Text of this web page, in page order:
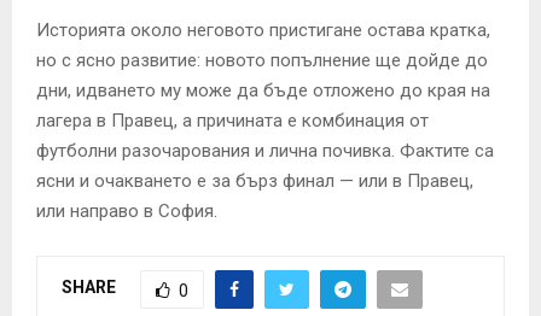
Историята около неговото пристигане остава кратка,
но с ясно развитие: новото попълнение ще дойде до
дни, идването му може да бъде отложено до края на
лагера в Правец, а причината е комбинация от
футболни разочарования и лична почивка. Фактите са
ясни и очакването е за бърз финал — или в Правец,
или направо в София.
SHARE 0